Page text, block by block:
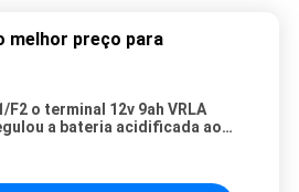
melhor preço para
F2 o terminal 12v 9ah VRLA
a bateria acidificada ao